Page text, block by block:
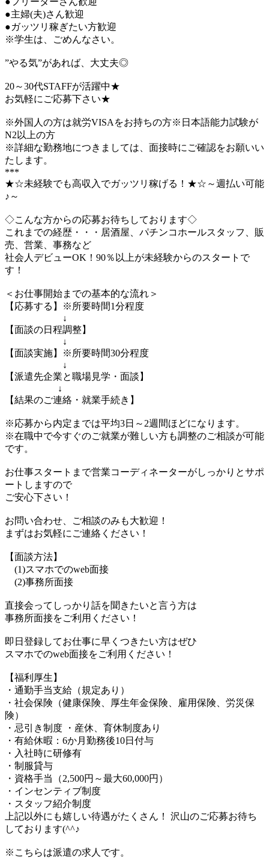
●主婦(夫)さん歓迎
●ガッツリ稼ぎたい方歓迎
※学生は、ごめんなさい。
”やる気”があれば、大丈夫◎
20～30代STAFFが活躍中★
お気軽にご応募下さい★
※外国人の方は就労VISAをお持ちの方※日本語能力試験が
N2以上の方
※詳細な勤務地につきましては、面接時にご確認をお願いい
たします。
***
★☆未経験でも高収入でガッツリ稼げる！★☆～週払い可能
♪～
◇こんな方からの応募お待ちしております◇
これまでの経歴・・・居酒屋、パチンコホールスタッフ、販
売、営業、事務など
社会人デビューOK！90％以上が未経験からのスタートで
す！
＜お仕事開始までの基本的な流れ＞
【応募する】※所要時間1分程度
↓
【面談の日程調整】
↓
【面談実施】※所要時間30分程度
↓
【派遣先企業と職場見学・面談】
↓
【結果のご連絡・就業手続き】
※応募から内定までは平均3日～2週間ほどになります。
※在職中で今すぐのご就業が難しい方も調整のご相談が可能
です。
お仕事スタートまで営業コーディネーターがしっかりとサポ
ートしますので
ご安心下さい！
お問い合わせ、ご相談のみも大歓迎！
まずはお気軽にご連絡ください！
【面談方法】
(1)スマホでのweb面接
(2)事務所面接
直接会ってしっかり話を聞きたいと言う方は
事務所面接をご利用ください！
即日登録してお仕事に早くつきたい方はぜひ
スマホでのweb面接をご利用ください！
【福利厚生】
・通勤手当支給（規定あり）
・社会保険（健康保険、厚生年金保険、雇用保険、労災保
険）
・忌引き制度 ・産休、育休制度あり
・有給休暇：6か月勤務後10日付与
・入社時に研修有
・制服貸与
・資格手当（2,500円～最大60,000円）
・インセンティブ制度
・スタッフ紹介制度
上記以外にも嬉しい待遇がたくさん！ 沢山のご応募お待ち
しております(^^♪
※こちらは派遣の求人です。